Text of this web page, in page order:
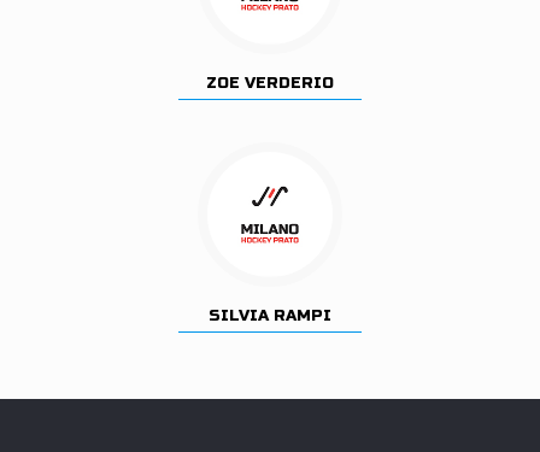
ZOE VERDERIO
SILVIA RAMPI